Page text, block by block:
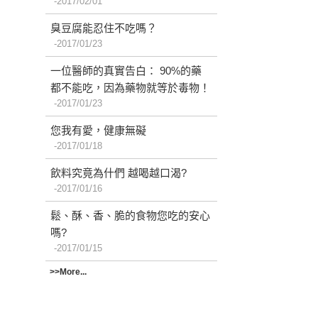
臭豆腐能忍住不吃嗎？
2017/01/23
一位醫師的真實告白： 90%的藥
都不能吃，因為藥物就等於毒物！
2017/01/23
您我有愛，健康無礙
2017/01/18
飲料究竟為什們 越喝越口渴?
2017/01/16
鬆、酥、香、脆的食物您吃的安心
嗎?
2017/01/15
>>More...